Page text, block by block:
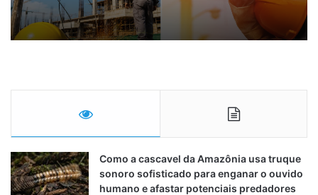
Como a cascavel da Amazônia usa truque
sonoro sofisticado para enganar o ouvido
humano e afastar potenciais predadores